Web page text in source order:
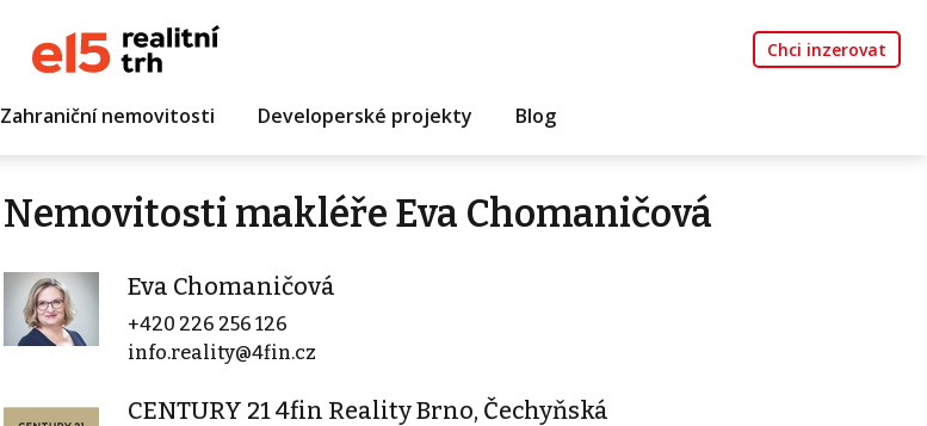
Chci inzerovat
Zahraniční nemovitosti Developerské projekty Blog
Nemovitosti makléře Eva Chomaničová
Eva Chomaničová
+420 226 256 126
info.reality@4fin.cz
CENTURY 21 4fin Reality Brno, Čechyňská